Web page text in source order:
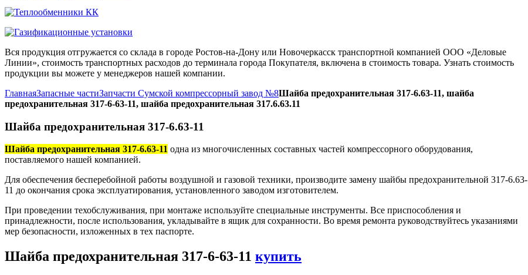
Вся продукция отгружается со склада в городе Ростов-на-Дону или Новочеркасск транспортной компанией ООО «Деловые
Линии», стоимость транспортных расходов до терминала города Покупателя, включена в стоимость товара. Узнать стоимость
продукции вы можете у менеджеров нашей компании.
ГлавнаяЗапасные частиЗапчасти Сумской компрессорный завод №8Шайба предохранительная 317-6.63-11, шайба
предохранительная 317-6-63-11, шайба предохранительная 317.6.63.11
Шайба предохранительная 317-6.63-11
Шайба предохранительная 317-6.63-11 одна из многочисленных составных частей компрессорного оборудования,
поставляемого нашей компанией.
Для обеспечения бесперебойной работы воздушной и газовой техники, производите замену шайбы предохранительной 317-6.63-
11 до окончания срока эксплуатирования, установленного заводом изготовителем.
При проведении техобслуживания, при монтаже используйте специальные инструменты. Все приспособления и
принадлежности, после использования, укладывайте в ящик для сохранности. Во время ремонта руководствуйтесь указаниями
мер безопасности, изложенных в тех паспорте.
Шайба предохранительная 317-6-63-11 купить